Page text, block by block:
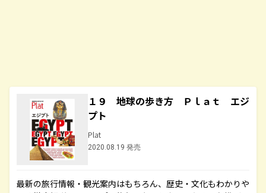
１９ 地球の歩き方 Ｐｌａｔ エジ
プト
Plat
2020.08.19 発売
最新の旅行情報・観光案内はもちろん、歴史・文化もわかりや